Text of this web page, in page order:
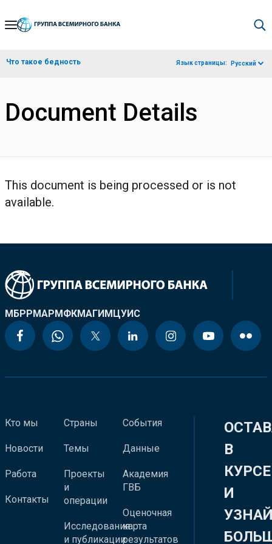
Skip
Navigation
Что такое бедность Язык страницы: Русский
Document Details
This document is being processed or is not
available.
МБРРМАРМФКМАГИМЦУИС
Кто мы
Новости
Работа
Контакты
Страны
Темы
Проекты
и
операции
Исследования
и публикации
События
Данные
Академия
ГВБ
Оценочная
карта
результатов
В
КУРСЕ
И